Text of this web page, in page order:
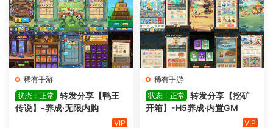
稀有手游
状态：正常
转发分享【鸭王
传说】-养成·无限内购
VIP
稀有手游
状态：正常
转发分享【挖矿
开箱】-H5养成·内置GM
VIP